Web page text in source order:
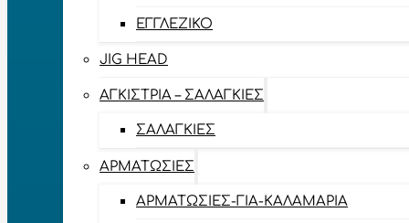
ΕΓΓΛΈΖΙΚΟ
JIG HEAD
ΑΓΚΊΣΤΡΙΑ – ΣΑΛΑΓΚΙΈΣ
ΣΑΛΑΓΚΙΈΣ
ΑΡΜΑΤΩΣΙΈΣ
ΑΡΜΑΤΩΣΙΈΣ-ΓΙΑ-ΚΑΛΑΜΆΡΙΑ